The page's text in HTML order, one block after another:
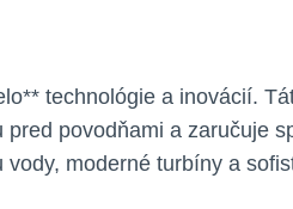
technológie a inovácií.
povodňami a zaručuje
moderné turbíny a